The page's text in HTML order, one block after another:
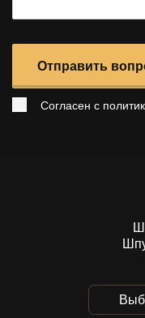
Отправить
Согласен с